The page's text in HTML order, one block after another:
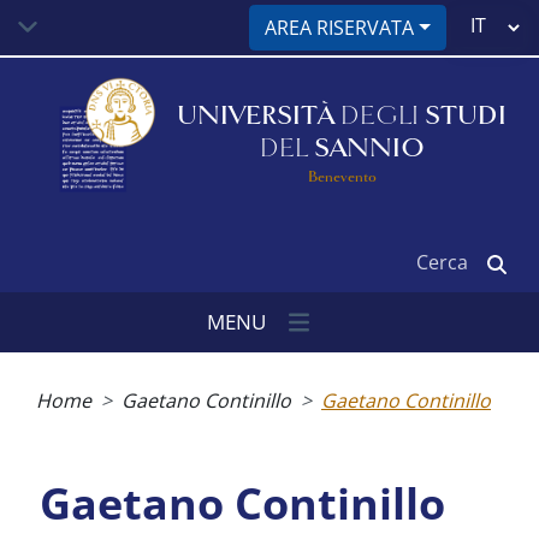
contenuto
AREA RISERVATA
Select
UNIVERSITÀ DEGLI STUDI
DEL SANNIO
Benevento
MENU
Home Gaetano Continillo Gaetano Continillo
Gaetano Continillo